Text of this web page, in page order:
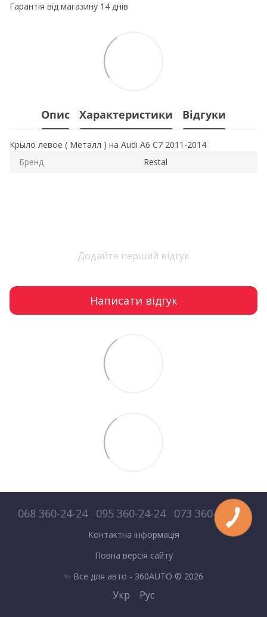
Гарантія від магазину 14 днів
Опис Характеристики Відгуки
Крыло левое ( Металл ) на Audi A6 C7 2011-2014
Бренд
Restal
Додайте перший відгук
Написати відгук
068 360-24-24 095 360-24-24 073 360-24-24
Контактна інформація
Повна версія сайту
✨ Все для авто - 360AUTO © 2026
Укр Рус